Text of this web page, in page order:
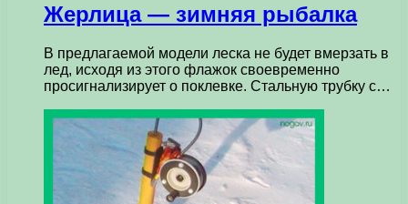
Жерлица — зимняя рыбалка
В предлагаемой модели леска не будет вмерзать в
лед, исходя из этого флажок своевременно
просигнализирует о поклевке. Стальную трубку с…